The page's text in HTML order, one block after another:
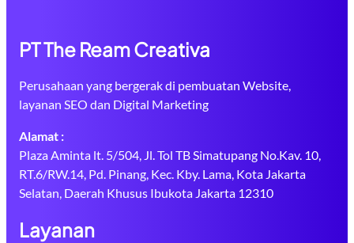
PT The Ream Creativa
Perusahaan yang bergerak di pembuatan Website,
layanan SEO dan Digital Marketing
Alamat :
Plaza Aminta lt. 5/504, Jl. Tol TB Simatupang No.Kav. 10,
RT.6/RW.14, Pd. Pinang, Kec. Kby. Lama, Kota Jakarta
Selatan, Daerah Khusus Ibukota Jakarta 12310
Layanan